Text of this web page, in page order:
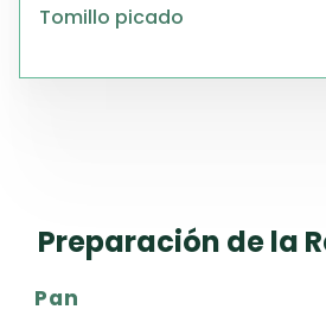
Tomillo picado
Preparación de la
Pan